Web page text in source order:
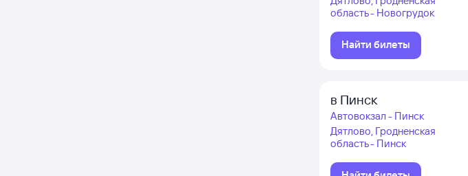
область - Новогрудок
Найти билеты
в Пинск
Автовокзал - Пинск
Дятлово, Гродненская
область - Пинск